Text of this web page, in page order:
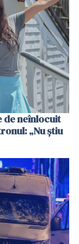
de neînlocuit
„Nu știu